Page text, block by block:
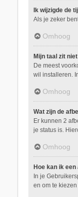
Ik wijzigde de
Als je zeker
Omhoog
Mijn taal zit
De meest
wil installeren.
Omhoog
Wat zijn de
Er kunnen 2
je status is.
Omhoog
Hoe kan ik
In je
en om te